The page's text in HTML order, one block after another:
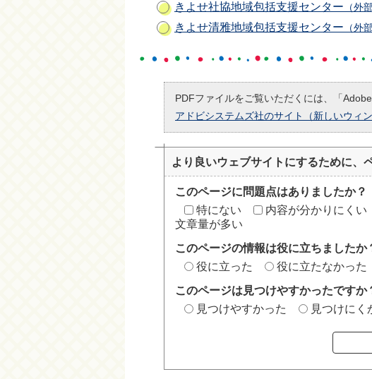
きよせ社協地域包括支援センター （外
きよせ清雅地域包括支援センター （外
PDFファイルをご覧いただくには、「
アドビシステムズ社のサイト（新しいウィン
より良いウェブサイトにするために、
このページに問題点はありましたか？
特にない
内容が分かりにくい
文章量が多い
このページの情報は役に立ちましたか
役に立った
役に立たなかった
このページは見つけやすかったですか
見つけやすかった
見つけにく